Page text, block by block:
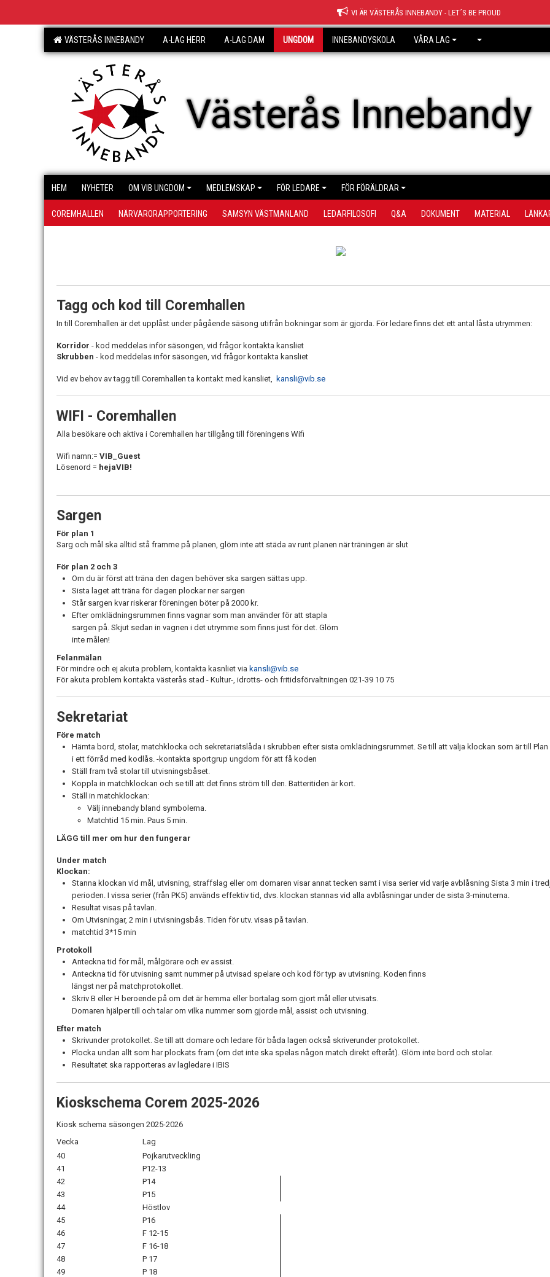
VI ÄR VÄSTERÅS INNEBANDY - LET´S BE PROUD
VÄSTERÅS INNEBANDY A-LAG HERR A-LAG DAM UNGDOM INNEBANDYSKOLA VÅRA LAG
Västerås Innebandy
HEM NYHETER OM VIB UNGDOM MEDLEMSKAP FÖR LEDARE FÖR FÖRÄLDRAR
COREMHALLEN NÄRVARORAPPORTERING SAMSYN VÄSTMANLAND LEDARFILOSOFI Q&A DOKUMENT MATERIAL
Tagg och kod till Coremhallen
In till Coremhallen är det upplåst under pågående säsong utifrån bokningar som är gjorda. För ledare finns det ett antal låsta utrymmen:
Korridor - kod meddelas inför säsongen, vid frågor kontakta kansliet
Skrubben - kod meddelas inför säsongen, vid frågor kontakta kansliet
Vid ev behov av tagg till Coremhallen ta kontakt med kansliet, kansli@vib.se
WIFI - Coremhallen
Alla besökare och aktiva i Coremhallen har tillgång till föreningens Wifi
Wifi namn:= VIB_Guest
Lösenord = hejaVIB!
Sargen
För plan 1
Sarg och mål ska alltid stå framme på planen, glöm inte att städa av runt planen när träningen är slut
För plan 2 och 3
Om du är först att träna den dagen behöver ska sargen sättas upp.
Sista laget att träna för dagen plockar ner sargen
Står sargen kvar riskerar föreningen böter på 2000 kr.
Efter omklädningsrummen finns vagnar som man använder för att stapla
sargen på. Skjut sedan in vagnen i det utrymme som finns just för det. Glöm
inte målen!
Felanmälan
För mindre och ej akuta problem, kontakta kasnliet via kansli@vib.se
För akuta problem kontakta västerås stad - Kultur-, idrotts- och fritidsförvaltningen 021-39 10 75
Sekretariat
Före match
Hämta bord, stolar, matchklocka och sekretariatslåda i skrubben efter sista omklädningsrummet. Se till att välja klockan som är till Plan
i ett förråd med kodlås. -kontakta sportgrup ungdom för att få koden
Ställ fram två stolar till utvisningsbåset.
Koppla in matchklockan och se till att det finns ström till den. Batteritiden är kort.
Ställ in matchklockan:
Välj innebandy bland symbolerna.
Matchtid 15 min. Paus 5 min.
LÄGG till mer om hur den fungerar
Under match
Klockan:
Stanna klockan vid mål, utvisning, straffslag eller om domaren visar annat tecken samt i visa serier vid varje avblåsning Sista 3 min i
perioden. I vissa serier (från PK5) används effektiv tid, dvs. klockan stannas vid alla avblåsningar under de sista 3-minuterna.
Resultat visas på tavlan.
Om Utvisningar, 2 min i utvisningsbås. Tiden för utv. visas på tavlan.
matchtid 3*15 min
Protokoll
Anteckna tid för mål, målgörare och ev assist.
Anteckna tid för utvisning samt nummer på utvisad spelare och kod för typ av utvisning. Koden finns
längst ner på matchprotokollet.
Skriv B eller H beroende på om det är hemma eller bortalag som gjort mål eller utvisats.
Domaren hjälper till och talar om vilka nummer som gjorde mål, assist och utvisning.
Efter match
Skrivunder protokollet. Se till att domare och ledare för båda lagen också skriverunder protokollet.
Plocka undan allt som har plockats fram (om det inte ska spelas någon match direkt efteråt). Glöm inte bord och stolar.
Resultatet ska rapporteras av lagledare i IBIS
Kioskschema Corem 2025-2026
Kiosk schema säsongen 2025-2026
Vecka
Lag
40
Pojkarutveckling
41
P12-13
42
P14
43
P15
44
Höstlov
45
P16
46
F 12-15
47
F 16-18
48
P 17
49
P 18